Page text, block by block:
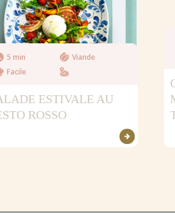
5 min
Viande
Facile
ESTIVALE AU
ROSSO